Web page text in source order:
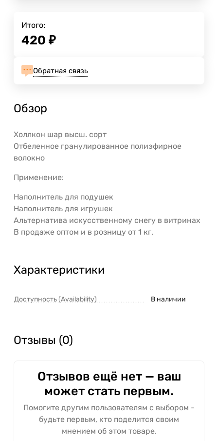
Итого:
420 ₽
Обратная связь
Обзор
Холлкон шар высш. сорт
Отбеленное гранулированное полиэфирное
волокно
Применение:
Наполнитель для подушек
Наполнитель для игрушек
Альтернатива искусственному снегу в витринах
В продаже оптом и в розницу от 1 кг.
Характеристики
Доступность (Availability) В наличии
Отзывы (0)
Отзывов ещё нет — ваш
может стать первым.
Помогите другим пользователям с выбором -
будьте первым, кто поделится своим
мнением об этом товаре.